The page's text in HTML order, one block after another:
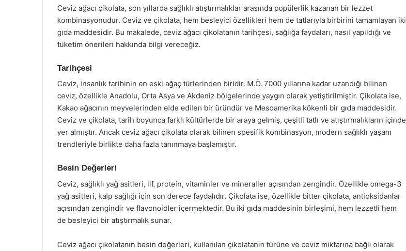
Ceviz ağacı çikolata, son yıllarda sağlıklı atıştırmalıklar arasında popülerlik kazanan bir lezzet
kombinasyonudur. Ceviz ve çikolata, hem besleyici özellikleri hem de tatlarıyla birbirini tamamlayan iki
gıda maddesidir. Bu makalede, ceviz ağacı çikolatanın tarihçesi, sağlığa faydaları, nasıl yapıldığı ve
tüketim önerileri hakkında bilgi vereceğiz.
Tarihçesi
Ceviz, insanlık tarihinin en eski ağaç türlerinden biridir. M.Ö. 7000 yıllarına kadar uzandığı bilinen
ceviz, özellikle Anadolu, Orta Asya ve Akdeniz bölgelerinde yaygın olarak yetiştirilmiştir. Çikolata ise,
Kakao ağacının meyvelerinden elde edilen bir üründür ve Mesoamerika kökenli bir gıda maddesidir.
Ceviz ve çikolata, tarih boyunca farklı kültürlerde bir araya gelmiş, çeşitli tatlı ve atıştırmalıkların içinde
yer almıştır. Ancak ceviz ağacı çikolata olarak bilinen spesifik kombinasyon, modern sağlıklı yaşam
trendleriyle birlikte daha fazla tanınmaya başlamıştır.
Besin Değerleri
Ceviz, sağlıklı yağ asitleri, lif, protein, vitaminler ve mineraller açısından zengindir. Özellikle omega-3
yağ asitleri, kalp sağlığı için son derece faydalıdır. Çikolata ise, özellikle bitter çikolata, antioksidanlar
açısından zengindir ve flavonoidler içermektedir. Bu iki gıda maddesinin birleşimi, hem lezzetli hem
de besleyici bir atıştırmalık sunar.
Ceviz ağacı çikolatanın besin değerleri, kullanılan çikolatanın türüne ve ceviz miktarına bağlı olarak